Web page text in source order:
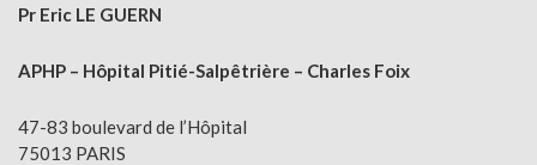
Pr Eric LE GUERN
APHP – Hôpital Pitié-Salpêtrière – Charles Foix
47-83 boulevard de l’Hôpital
75013 PARIS